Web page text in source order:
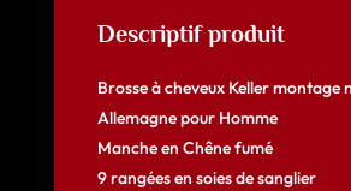
Descriptif produit
Brosse à cheveux Keller montage
Allemagne pour Homme
Manche en Chêne fumé
9 rangées en soies de sanglier